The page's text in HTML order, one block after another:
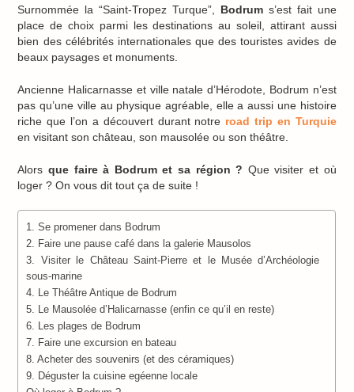
Surnommée la “Saint-Tropez Turque”, Bodrum s’est fait une
place de choix parmi les destinations au soleil, attirant aussi
bien des célébrités internationales que des touristes avides de
beaux paysages et monuments.
Ancienne Halicarnasse et ville natale d’Hérodote, Bodrum n’est
pas qu’une ville au physique agréable, elle a aussi une histoire
riche que l’on a découvert durant notre road trip en Turquie
en visitant son château, son mausolée ou son théâtre.
Alorsque faire à Bodrum et sa région ? Que visiter et où
loger ? On vous dit tout ça de suite !
1. Se promener dans Bodrum
2. Faire une pause café dans la galerie Mausolos
3. Visiter le Château Saint-Pierre et le Musée d’Archéologie
sous-marine
4. Le Théâtre Antique de Bodrum
5. Le Mausolée d’Halicarnasse (enfin ce qu’il en reste)
6. Les plages de Bodrum
7. Faire une excursion en bateau
8. Acheter des souvenirs (et des céramiques)
9. Déguster la cuisine egéenne locale